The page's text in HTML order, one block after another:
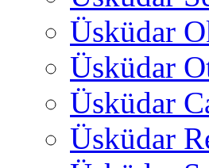
Üsküdar
Üsküdar
Üsküdar
Üsküdar